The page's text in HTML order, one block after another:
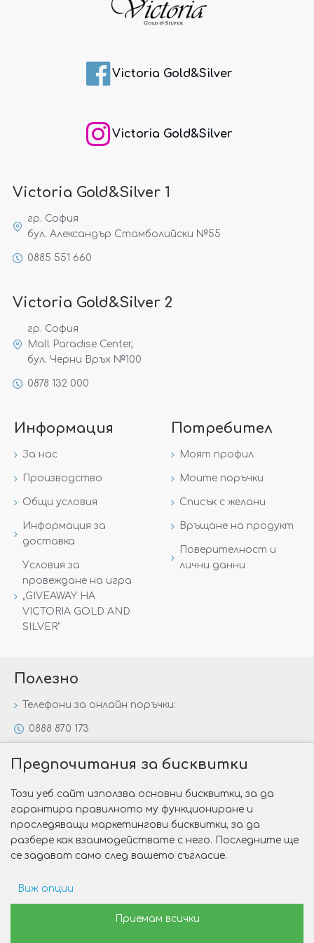
Victoria Gold&Silver
Victoria Gold&Silver
Victoria Gold&Silver 1
гр. София
бул. Александър Стамболийски №55
0885 551 660
Victoria Gold&Silver 2
гр. София
Mall Paradise Center,
бул. Черни Връх №100
0878 132 000
Информация
За нас
Производство
Общи условия
Информация за
доставка
Условия за
провеждане на игра
„GIVEAWAY НА
VICTORIA GOLD AND
SILVER“
Потребител
Моят профил
Моите поръчки
Списък с желани
Връщане на продукт
Поверителност и
лични данни
Полезно
Телефони за онлайн поръчки:
0888 870 173
Специални предложения
Защо да изберете Victoria Gold&Silver?
Как да изберем годежен пръстен?
Изработка на сайт от Web R Solution®
Предпочитания за бисквитки
Този уеб сайт използва основни бисквитки, за да
гарантира правилното му функциониране и
проследяващи маркетингови бисквитки, за да
разбере как взаимодействате с него. Последните ще
се задават само след вашето съгласие.
Виж опции
Рекламни предпочитанияПриемам всички